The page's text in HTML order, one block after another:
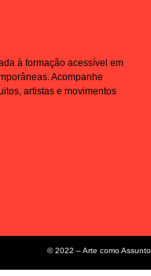
à formação acessível em
Acompanhe
artistas e movimentos
© 2022 – Arte como Assunto